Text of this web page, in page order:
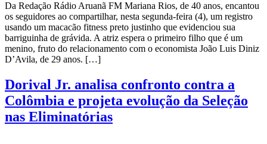
Da Redação Rádio Aruanã FM Mariana Rios, de 40 anos, encantou
os seguidores ao compartilhar, nesta segunda-feira (4), um registro
usando um macacão fitness preto justinho que evidenciou sua
barriguinha de grávida. A atriz espera o primeiro filho que é um
menino, fruto do relacionamento com o economista João Luis Diniz
D’Avila, de 29 anos. […]
Dorival Jr. analisa confronto contra a
Colômbia e projeta evolução da Seleção
nas Eliminatórias